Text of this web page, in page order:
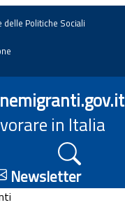
Politiche Sociali
in Italia
Newsletter